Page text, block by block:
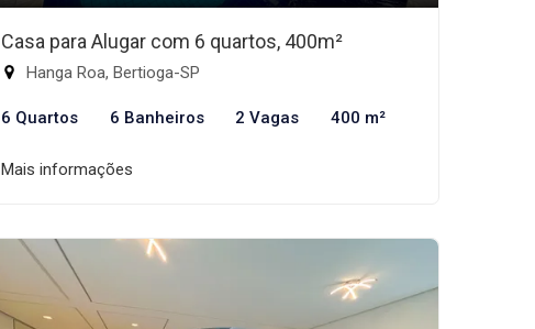
Casa para Alugar com 6 quartos, 400m²
Hanga Roa, Bertioga-SP
6 Quartos 6 Banheiros 2 Vagas 400 m²
Mais informações